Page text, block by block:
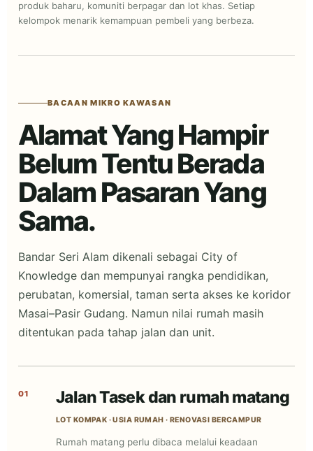
produk baharu, komuniti berpagar dan lot khas. Setiap
kelompok menarik kemampuan pembeli yang berbeza.
BACAAN MIKRO KAWASAN
Alamat Yang Hampir
Belum Tentu Berada
Dalam Pasaran Yang
Sama.
Bandar Seri Alam dikenali sebagai City of
Knowledge dan mempunyai rangka pendidikan,
perubatan, komersial, taman serta akses ke koridor
Masai–Pasir Gudang. Namun nilai rumah masih
ditentukan pada tahap jalan dan unit.
01 Jalan Tasek dan rumah matang
LOT KOMPAK · USIA RUMAH · RENOVASI BERCAMPUR
Rumah matang perlu dibaca melalui keadaan